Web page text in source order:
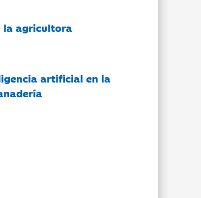
la agricultora
artificial en la